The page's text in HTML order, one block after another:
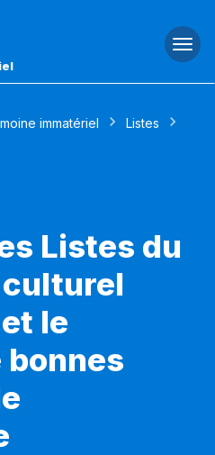
immatériel
Listes
Listes du
le
bonnes